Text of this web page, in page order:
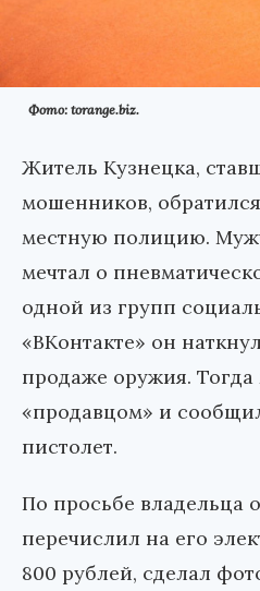
Фото: torange.biz.
Житель Кузнецка,
мошенников,
местную полицию.
мечтал о
одной из групп
«ВКонтакте» он
продаже оружия.
«продавцом» и
пистолет.
По просьбе владельца
перечислил на его
800 рублей, сделал